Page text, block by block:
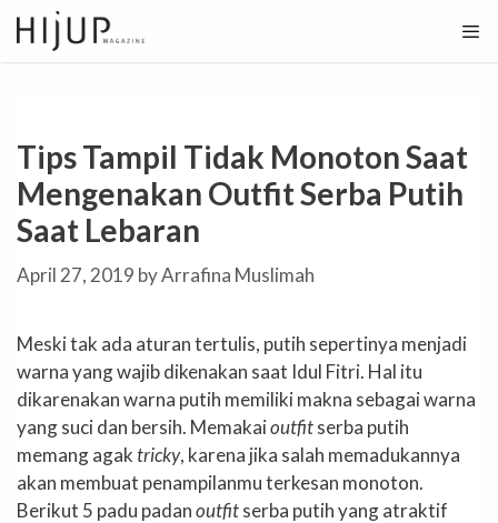
Skip
to
content
Tips Tampil Tidak Monoton Saat
Mengenakan Outfit Serba Putih
Saat Lebaran
April 27, 2019 byArrafina Muslimah
Meski tak ada aturan tertulis, putih sepertinya menjadi
warna yang wajib dikenakan saat Idul Fitri. Hal itu
dikarenakan warna putih memiliki makna sebagai warna
yang suci dan bersih. Memakaioutfitserba putih
memang agak tricky, karena jika salah memadukannya
akan membuat penampilanmu terkesan monoton.
Berikut 5 padu padanoutfitserba putih yang atraktif